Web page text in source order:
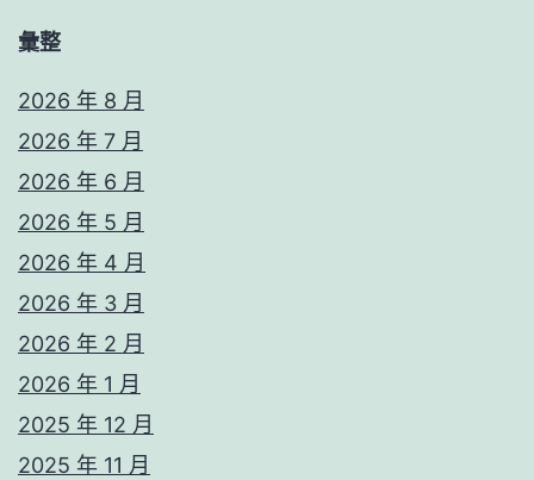
彙整
2026 年 8 月
2026 年 7 月
2026 年 6 月
2026 年 5 月
2026 年 4 月
2026 年 3 月
2026 年 2 月
2026 年 1 月
2025 年 12 月
2025 年 11 月